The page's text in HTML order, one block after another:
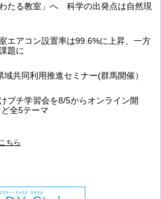
たる教室」へ 科学の出発点は自然現
エアコン設置率は99.6%に上昇、一方
題に
共同利用推進セミナー(群馬開催）
プチ学習会を8/5からオンライン開
全5テーマ
ちら